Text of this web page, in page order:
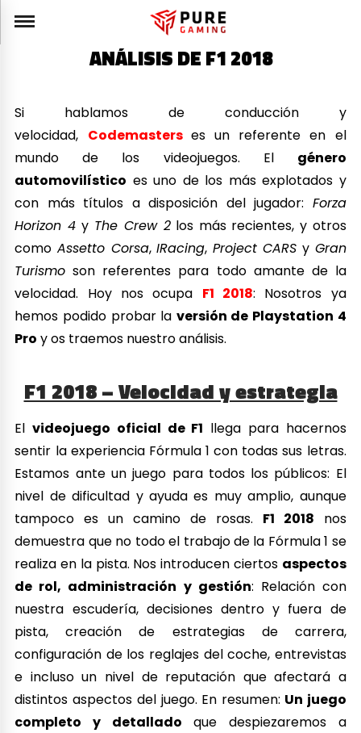
ANÁLISIS DE F1 2018
Si hablamos de conducción y
velocidad, Codemasters es un referente en el
mundo de los videojuegos. El género
automovilístico es uno de los más explotados y
con más títulos a disposición del jugador: Forza
Horizon 4 yThe Crew 2los más recientes, y otros
comoAssetto Corsa,IRacing, Project CARS y Gran
Turismo son referentes para todo amante de la
velocidad. Hoy nos ocupa F1 2018: Nosotros ya
hemos podido probar la versión de Playstation 4
Pro y os traemos nuestro análisis.
F1 2018 – Velocidad y estrategia
Elvideojuego oficial de F1 llega para hacernos
sentir la experiencia Fórmula 1 con todas sus letras.
Estamos ante un juego para todos los públicos: El
nivel de dificultad y ayuda es muy amplio, aunque
tampoco es un camino de rosas. F1 2018 nos
demuestra que no todo el trabajo de la Fórmula 1 se
realiza en la pista. Nos introducen ciertos aspectos
de rol, administración y gestión: Relación con
nuestra escudería, decisiones dentro y fuera de
pista, creación de estrategias de carrera,
configuración de los reglajes del coche, entrevistas
e incluso un nivel de reputación que afectará a
distintos aspectos del juego. En resumen: Un juego
completo y detallado que despiezaremos a